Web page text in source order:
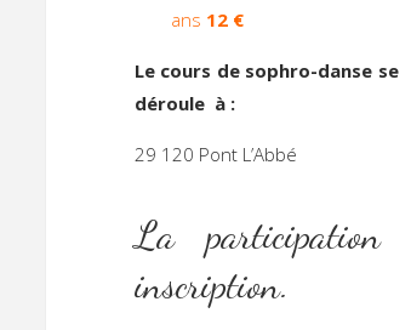
ans 12 €
Le cours de sophro-danse se
déroule à :
29 120 Pont L’Abbé
La participation
inscription.